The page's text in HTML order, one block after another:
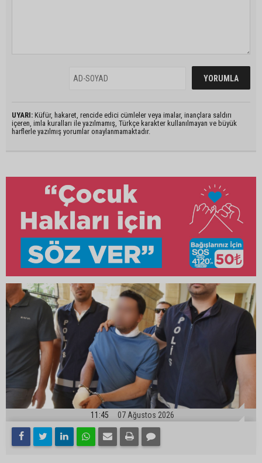
UYARI: Küfür, hakaret, rencide edici cümleler veya imalar, inançlara saldırı
içeren, imla kuralları ile yazılmamış, Türkçe karakter kullanılmayan ve büyük
harflerle yazılmış yorumlar onaylanmamaktadır.
11:45 07 Ağustos 2026